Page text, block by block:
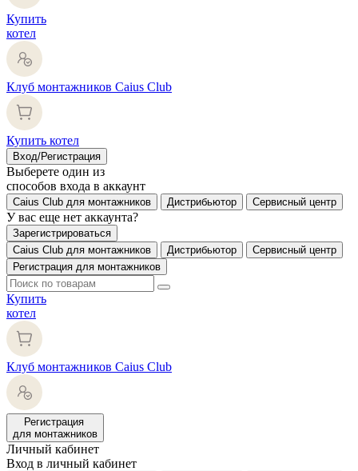
Купить
котел
Клуб монтажников Caius Club
Купить котел
Вход/Регистрация
Выберете один из
способов входа в аккаунт
Caius Club для монтажников Дистрибьютор Сервисный центр
У вас еще нет аккаунта?
Зарегистрироваться
Caius Club для монтажников
Дистрибьютор
Сервисный центр
Регистрация для монтажников
Купить
котел
Клуб монтажников Caius Club
Регистрация
для монтажников
Личный кабинет
Вход в личный кабинет